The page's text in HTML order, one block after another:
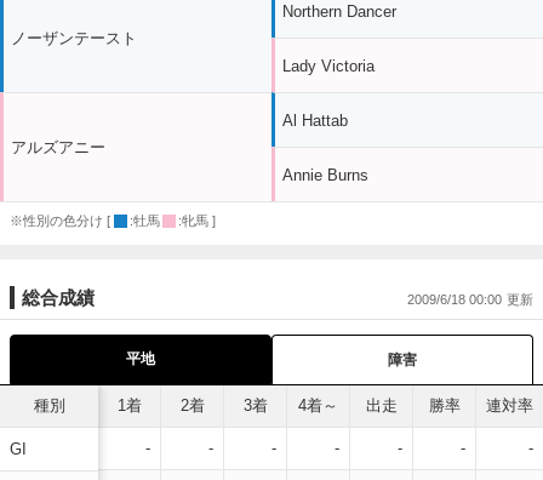
ノーザンテースト
アルズアニー
Northern Dancer
Lady Victoria
Al Hattab
Annie Burns
※性別の色分け [ :牡馬 :牝馬 ]
総合成績 2009/6/18 00:00
平地 障害
種別
GI
1着 2着 3着 4着～ 出走 勝率 連対率
- - - - - - -